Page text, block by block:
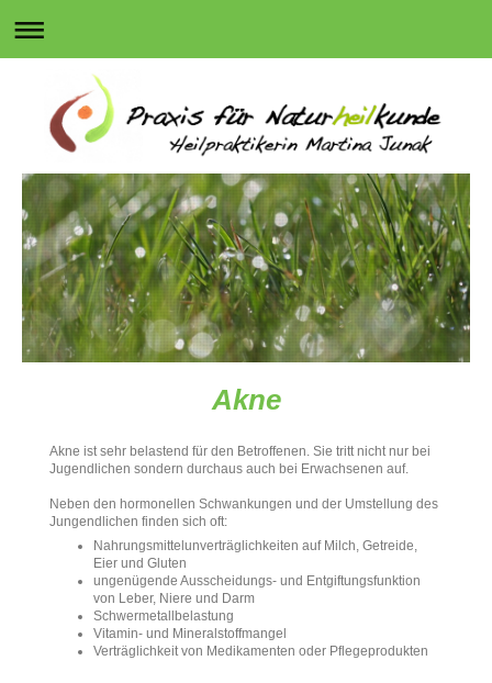
Akne
Akne ist sehr belastend für den Betroffenen. Sie tritt nicht nur bei
Jugendlichen sondern durchaus auch bei Erwachsenen auf.
Neben den hormonellen Schwankungen und der Umstellung des
Jungendlichen finden sich oft:
Nahrungsmittelunverträglichkeiten auf Milch, Getreide,
Eier und Gluten
ungenügende Ausscheidungs- und Entgiftungsfunktion
von Leber, Niere und Darm
Schwermetallbelastung
Vitamin- und Mineralstoffmangel
Verträglichkeit von Medikamenten oder Pflegeprodukten